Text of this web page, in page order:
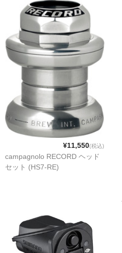
サドル/シートポスト
チェーン
ドロッパーポスト
ドロップハンドル・ロードステム
フレームプロテクション
ボディケア用品
タイヤ
ブランド
Amp Human(PRローション）
GALFER BIKE
¥11,550(税込)
campagnolo RECORD ヘッド
セット (HS7-RE)